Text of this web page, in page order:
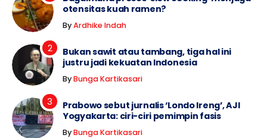
otensitas kuah ramen?
ByArdhike Indah
Bukan sawit atau tambang, tiga hal ini
justru jadi kekuatan Indonesia
ByBunga Kartikasari
Prabowo sebut jurnalis ‘Londo Ireng’, AJI
Yogyakarta: ciri-ciri pemimpin fasis
ByBunga Kartikasari